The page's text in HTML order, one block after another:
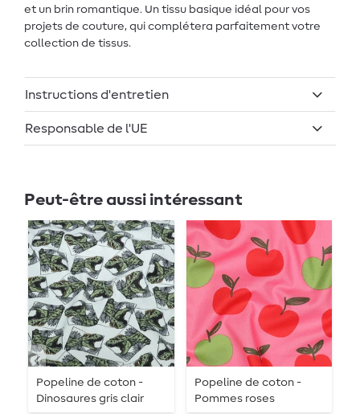
et un brin romantique. Un tissu basique idéal pour vos
projets de couture, qui complétera parfaitement votre
collection de tissus.
Instructions d'entretien
Responsable de l'UE
Peut-être aussi intéressant
Popeline de coton -
Dinosaures gris clair
Popeline de coton -
Pommes roses